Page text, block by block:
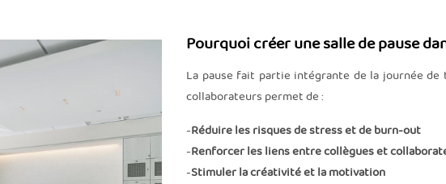
Pourquoi créer une salle de pause
La pause fait partie intégrante de la journée
collaborateurs permet de :
-Réduire les risques de stress et de burn-out
-Renforcer les liens entre collègues et
-Stimuler la créativité et la motivation